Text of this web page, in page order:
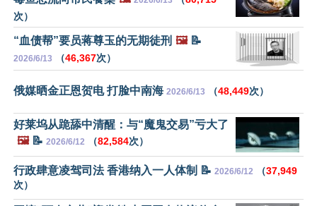
次）
“血债帮”要员蒋尊玉的无期徒刑 🖼️📝
2026/6/13 （46,367次）
俄媒晒金正恩贺电 打脸中南海 2026/6/13 （48,449次）
好莱坞从跪舔中清醒：与“魔鬼交易”亏大了
🖼️📝 2026/6/12 （82,584次）
行政肆意凌驾司法 香港纳入一人体制 📝 2026/6/12 （37,949
次）